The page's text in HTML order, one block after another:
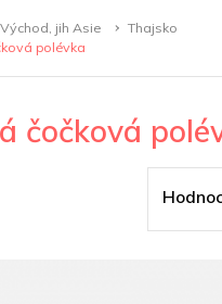
Východ, jih Asie
Thajsko
polévka
čočková